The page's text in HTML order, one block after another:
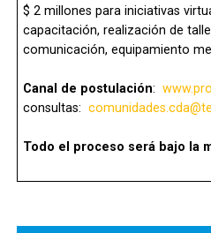
$ 2 millones para iniciativas
capacitación, realización de
comunicación, equipamiento
Canal de postulación:
consultas:
Todo el proceso será bajo la